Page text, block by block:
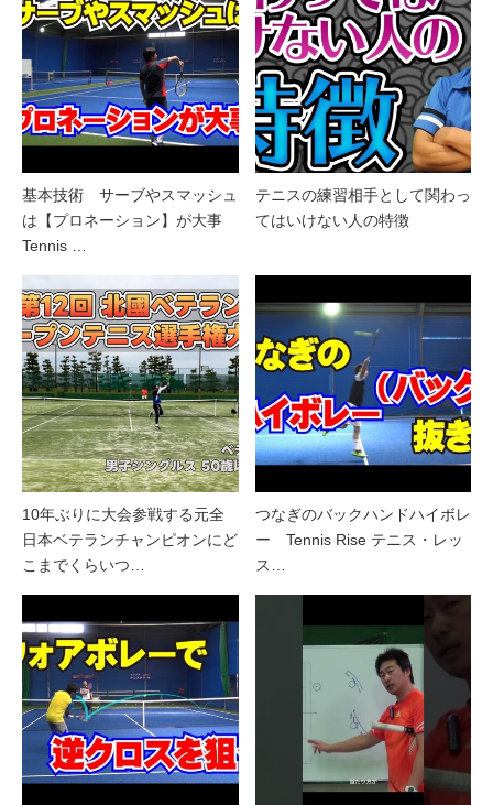
基本技術 サーブやスマッシュ
は【プロネーション】が大事
Tennis …
テニスの練習相手として関わっ
てはいけない人の特徴
10年ぶりに大会参戦する元全
日本ベテランチャンピオンにど
こまでくらいつ…
つなぎのバックハンドハイボレ
ー Tennis Rise テニス・レッ
ス…